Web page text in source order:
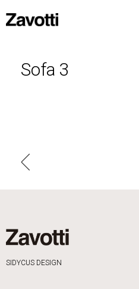
Sofa 3
SIDYCUS DESIGN